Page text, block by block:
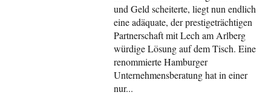
und Geld scheiterte, liegt nun endlich
eine adäquate, der prestigeträchtigen
Partnerschaft mit Lech am Arlberg
würdige Lösung auf dem Tisch. Eine
renommierte Hamburger
Unternehmensberatung hat in einer
nur...